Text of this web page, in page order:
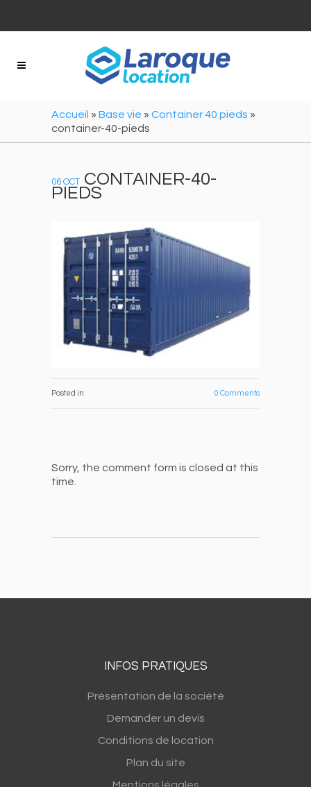
Accueil » Base vie » Container 40 pieds »
container-40-pieds
06 OCT CONTAINER-40-
PIEDS
Posted in 0 Comments
Sorry, the comment form is closed at this
time.
INFOS PRATIQUES
Présentation de la société
Demander un devis
Conditions de location
Plan du site